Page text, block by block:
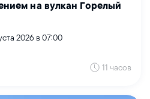
на вулкан Горелый
2026 в 07:00
11 часов